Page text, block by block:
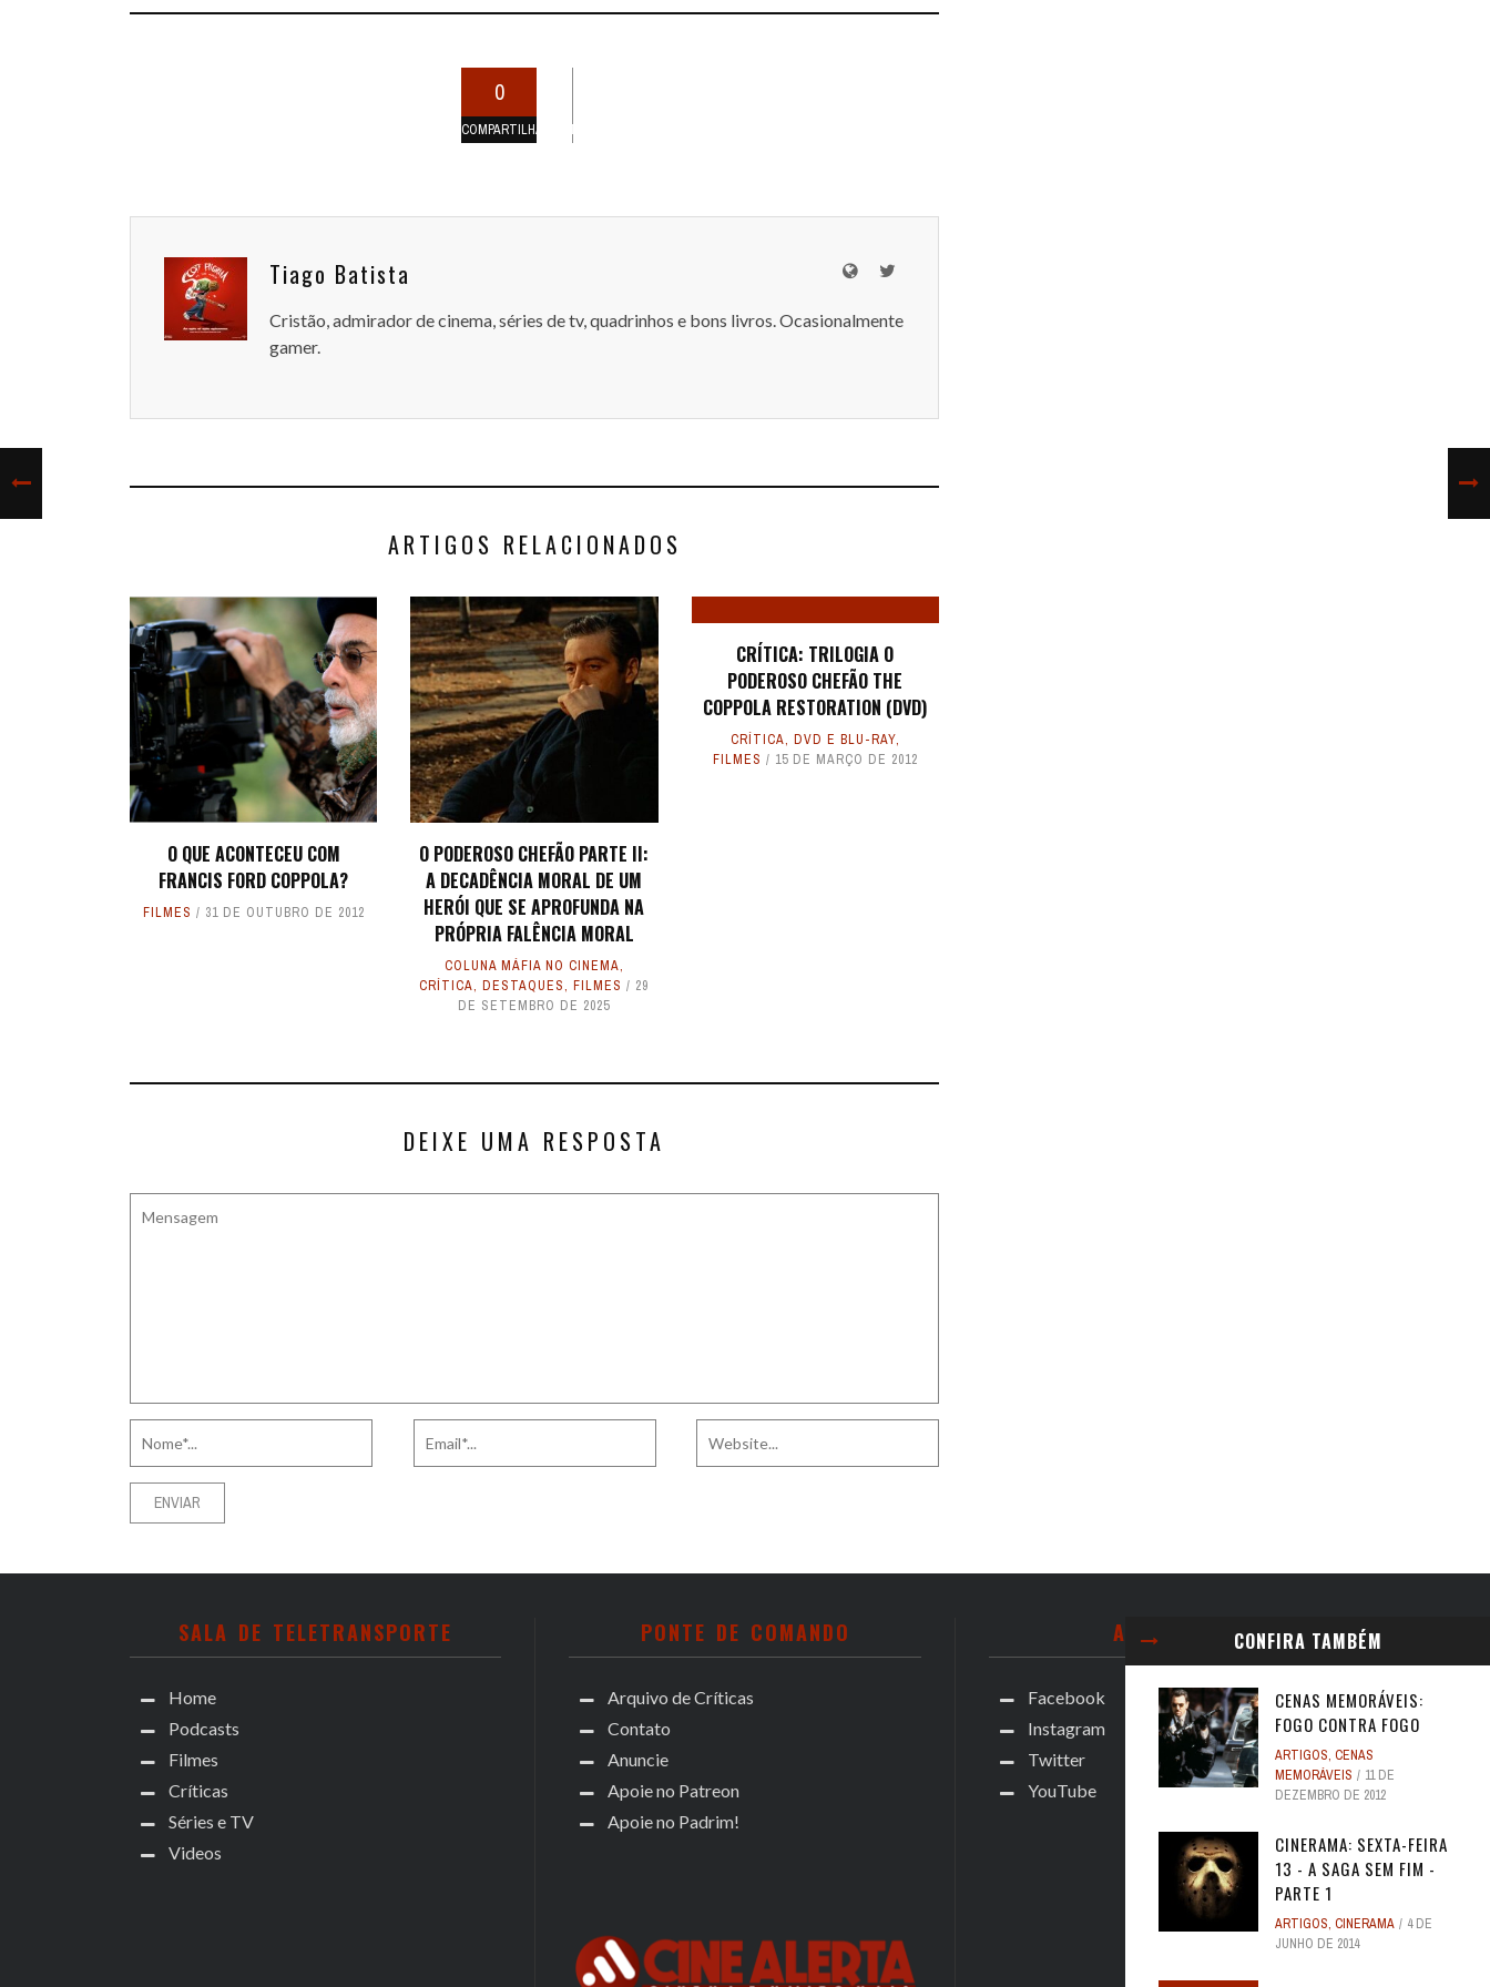
0
COMPARTILHAMENTOS
Tiago Batista
Cristão, admirador de cinema, séries de tv, quadrinhos e bons livros. Ocasionalmente
gamer.
ARTIGOS RELACIONADOS
O QUE ACONTECEU COM
FRANCIS FORD COPPOLA?
FILMES 31 DE OUTUBRO DE 2012
O PODEROSO CHEFÃO PARTE II:
A DECADÊNCIA MORAL DE UM
HERÓI QUE SE APROFUNDA NA
PRÓPRIA FALÊNCIA MORAL
COLUNA MÁFIA NO CINEMA,
CRÍTICA,DESTAQUES,FILMES
29
DE SETEMBRO DE 2025
CRÍTICA: TRILOGIA O
PODEROSO CHEFÃO THE
COPPOLA RESTORATION (DVD)
CRÍTICA, DVD E BLU-RAY,
FILMES
15 DE MARÇO DE 2012
DEIXE UMA RESPOSTA
CONFIRA TAMBÉM
CENAS MEMORÁVEIS:
FOGO CONTRA FOGO
ARTIGOS, CENAS
MEMORÁVEIS
11 DE
DEZEMBRO DE 2012
CINERAMA: SEXTA-FEIRA
13 - A SAGA SEM FIM -
PARTE 1
ARTIGOS, CINERAMA
4 DE
JUNHO DE 2014
SALA DE TELETRANSPORTE
Home
Podcasts
Filmes
Críticas
Séries e TV
Videos
PONTE DE COMANDO
Arquivo de Críticas
Contato
Anuncie
Apoie no Patreon
Apoie no Padrim!
ACOMPANHE
Facebook
Instagram
Twitter
YouTube